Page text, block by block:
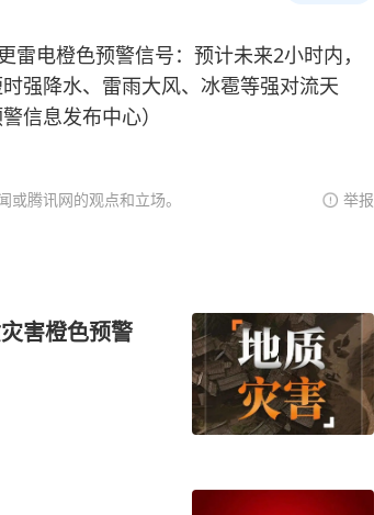
电橙色预警信号：预计未来2小时内，
强降水、雷雨大风、冰雹等强对流天
信息发布中心）
腾讯网的观点和立场。 举报
害橙色预警